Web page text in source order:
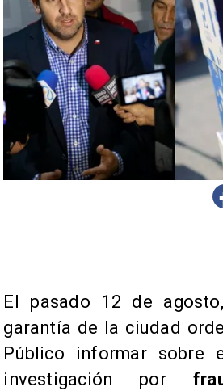
El pasado 12 de
garantía de la ciudad
Público informar sobre
investigación por